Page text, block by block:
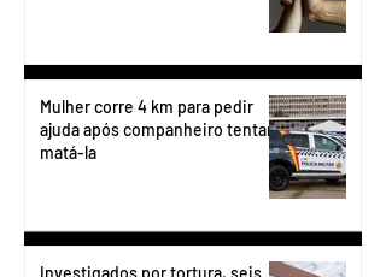
Mulher corre 4 km para pedir
ajuda após companheiro tentar
matá-la
Investigados por tortura, seis